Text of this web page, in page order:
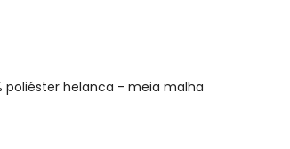
poliéster helanca - meia malha